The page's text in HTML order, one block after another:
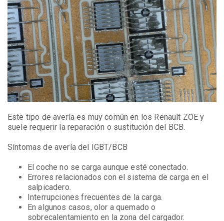
Este tipo de avería es muy común en los Renault ZOE y
suele requerir la reparación o sustitución del BCB.
Síntomas de avería del IGBT/BCB
El coche no se carga aunque esté conectado.
Errores relacionados con el sistema de carga en el
salpicadero.
Interrupciones frecuentes de la carga.
En algunos casos, olor a quemado o
sobrecalentamiento en la zona del cargador.